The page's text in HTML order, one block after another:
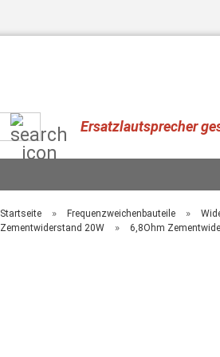
Ersatzlautsprecher
Startseite » Frequenzweichenbauteile »
Zementwiderstand 20W » 6,8Ohm